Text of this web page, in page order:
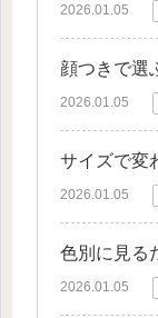
2026.01.05
顔つきで選
2026.01.05
サイズで変
2026.01.05
色別に見る
2026.01.05